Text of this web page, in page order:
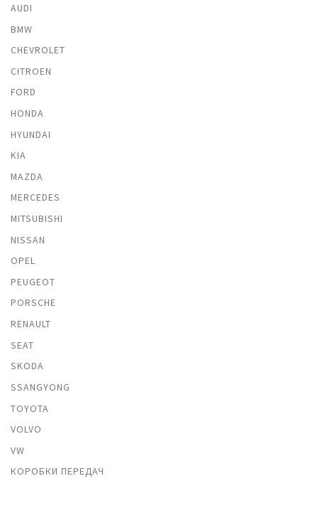
AUDI
BMW
CHEVROLET
CITROEN
FORD
HONDA
HYUNDAI
KIA
MAZDA
MERCEDES
MITSUBISHI
NISSAN
OPEL
PEUGEOT
PORSCHE
RENAULT
SEAT
SKODA
SSANGYONG
TOYOTA
VOLVO
VW
КОРОБКИ ПЕРЕДАЧ